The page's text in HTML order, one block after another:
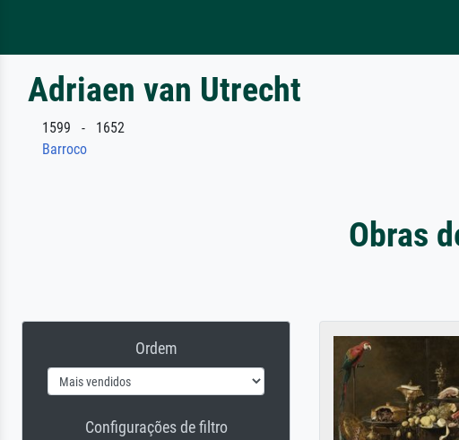
Adriaen van Utrecht
1599 - 1652
Barroco
Obras
Ordem
Configurações de filtro